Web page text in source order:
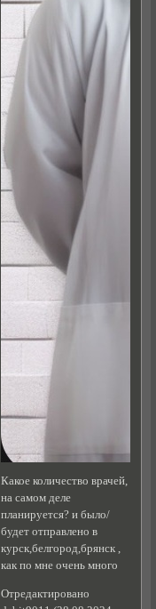
Какое количество врачей,
на самом деле
планируется? и было/
будет отправлено в
курск,белгород,брянск ,
как по мне очень много
Отредактировано